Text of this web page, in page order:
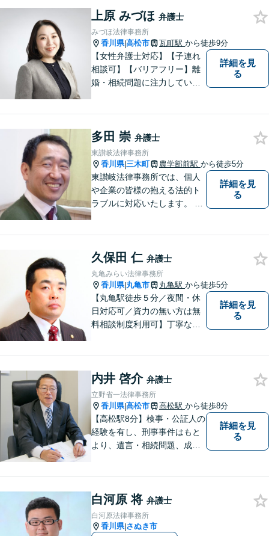
頂ける事件解決を目指して参
ります。【当日／夜間／休日
対応可】お気軽にご相談くだ
さい。
上原 みづほ 弁護士
みづほ法律事務所
香川県|高松市 瓦町駅 から徒歩9分
【女性弁護士対応】【子連れ
相談可】【バリアフリー】離
婚・相続問題に注力していま
詳細を見
る
多田 崇 弁護士
東讃岐法律事務所
香川県|三木町 農学部前駅 から徒歩5分
東讃岐法律事務所では、個人
や企業の皆様の抱える法的ト
ラブルに対応いたします。 高
詳細を見
る
久保田 仁 弁護士
丸亀みらい法律事務所
香川県|丸亀市 丸亀駅 から徒歩5分
【丸亀駅徒歩５分／夜間・休
日対応可／資力の無い方は無
料相談制度利用可】丁寧な対
詳細を見
る
内井 啓介 弁護士
立野省一法律事務所
香川県|高松市 高松駅 から徒歩8分
【高松駅8分】検事・公証人の
経験を有し、刑事事件はもと
より、遺言・相続問題、成年
扱うほか、一般民事事件も取
り扱っております。
詳細を見
る
白河原 将 弁護士
白河原法律事務所
香川県|さぬき市